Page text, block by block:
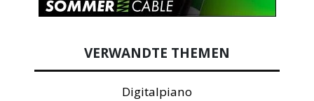
VERWANDTE THEMEN
Digitalpiano